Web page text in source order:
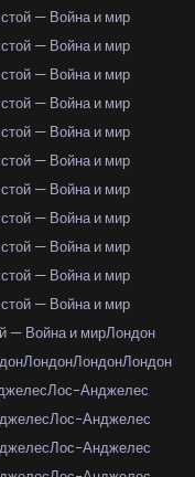
— Война и мир
— Война и мир
— Война и мир
— Война и мир
— Война и мир
— Война и мир
— Война и мир
— Война и мир
— Война и мир
— Война и мир
— Война и мир
— Война и мирЛондон
ЛондонЛондонЛондон
Лос-Анджелес
Лос-Анджелес
Лос-Анджелес